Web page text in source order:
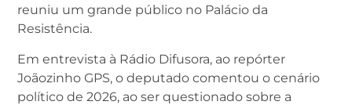
reuniu um grande público no Palácio da
Resistência.
Em entrevista à Rádio Difusora, ao repórter
Joãozinho GPS, o deputado comentou o cenário
político de 2026, ao ser questionado sobre a